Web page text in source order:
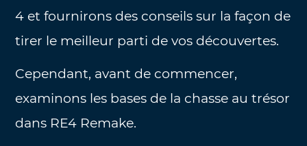
4 et fournirons des conseils sur la façon de
tirer le meilleur parti de vos découvertes.
Cependant, avant de commencer,
examinons les bases de la chasse au trésor
dans RE4 Remake.